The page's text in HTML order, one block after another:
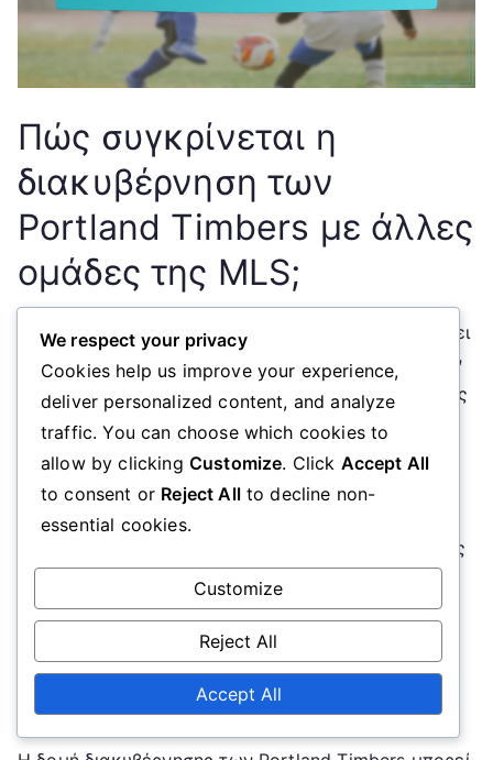
Πώς συγκρίνεται η
διακυβέρνηση των
Portland Timbers με άλλες
ομάδες της MLS;
Η δομή διακυβέρνησης των Portland Timbers τονίζει
την εμπλοκή της κοινότητας και τη συμμετοχή των
ενδιαφερομένων, διαφοροποιώντας την από πολλές
άλλες ομάδες της Major League Soccer (MLS). Σε
αντίθεση με ορισμένες επιχειρήσεις που
λειτουργούν υπό ένα πιο κεντρικό μοντέλο, οι
Timbers ενσωματώνουν την εισροή των φιλάθλων
στις διαδικασίες λήψης
Συγκριτική ανάλυση με τις δομές
διακυβέρνησης ανταγωνιστικών
ομάδων
We respect your privacy
Cookies help us improve your experience,
deliver personalized content, and analyze
traffic. You can choose which cookies to
allow by clicking Customize. Click Accept All
to consent or Reject Allto decline non-
essential cookies.
Customize
Reject All
Accept All